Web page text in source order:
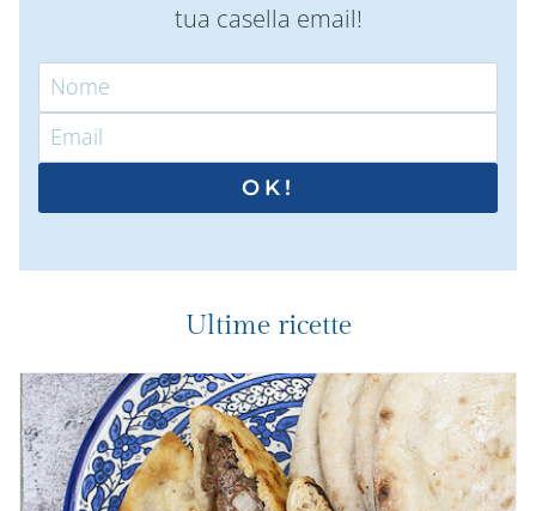
tua casella email!
OK!
Ultime ricette